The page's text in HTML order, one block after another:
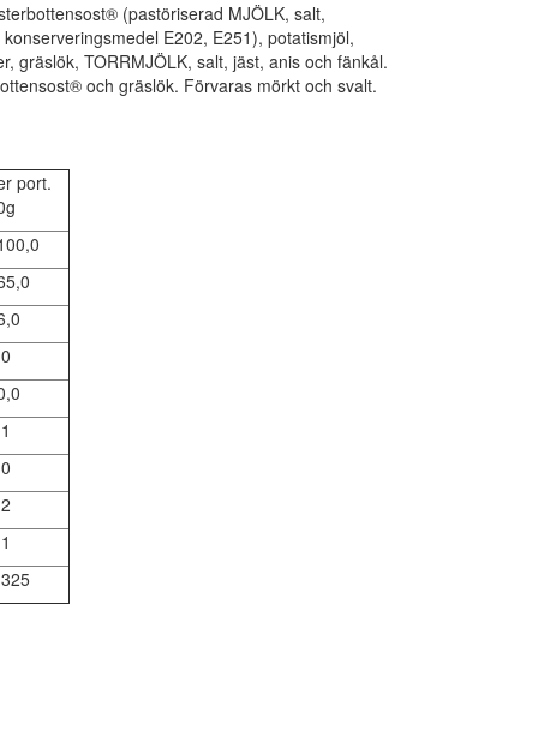
(pastöriserad MJÖLK, salt,
konserveringsmedel E202, E251), potatismjöl,
gräslök, TORRMJÖLK, salt, jäst, anis och fänkål.
och gräslök. Förvaras mörkt och svalt.
port.